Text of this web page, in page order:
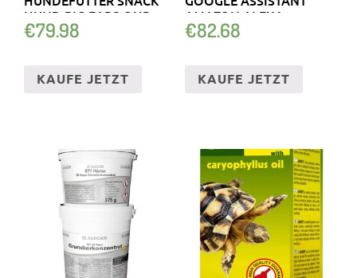
HUND PIG EARS OHR
€79.98
KAUFE JETZT
AMAZON ALEXA
€82.68
KAUFE JETZT